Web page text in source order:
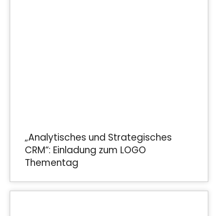
„Analytisches und Strategisches
CRM“: Einladung zum LOGO
Thementag